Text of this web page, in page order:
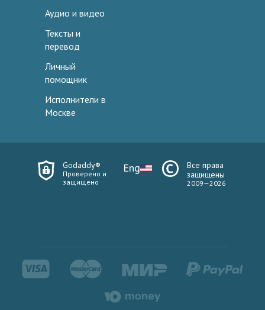
Аудио и видео
Тексты и
перевод
Личный
помощник
Исполнители в
Москве
Godaddy®
Проверено и
защищено
Eng
Все права
защищены
2009—2026